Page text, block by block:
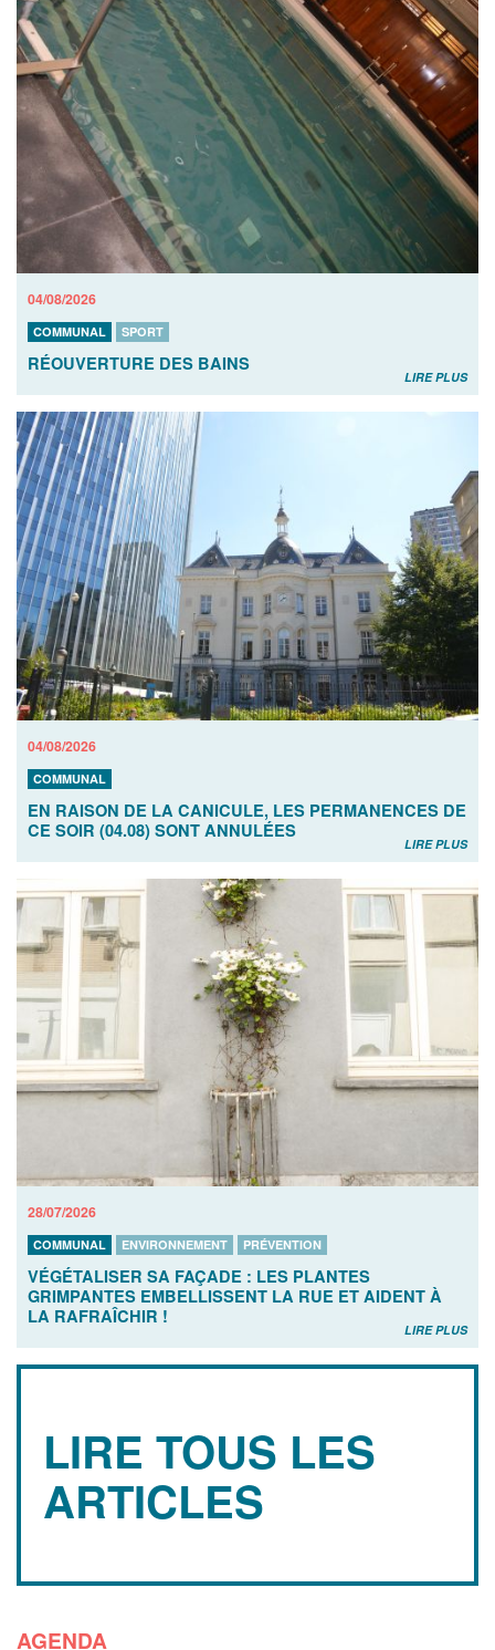
04/08/2026
COMMUNAL SPORT
RÉOUVERTURE DES BAINS
LIRE PLUS
04/08/2026
COMMUNAL
EN RAISON DE LA CANICULE, LES PERMANENCES DE
CE SOIR (04.08) SONT ANNULÉES
LIRE PLUS
28/07/2026
COMMUNAL ENVIRONNEMENT PRÉVENTION
VÉGÉTALISER SA FAÇADE : LES PLANTES
GRIMPANTES EMBELLISSENT LA RUE ET AIDENT À
LA RAFRAÎCHIR !
LIRE PLUS
LIRE TOUS LES
ARTICLES
AGENDA